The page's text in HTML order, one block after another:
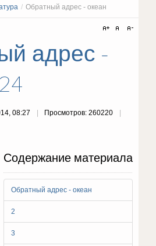
/ Обратный адрес - океан
адрес -
08:27 Просмотров: 260220
Содержание материала
Обратный адрес - океан
2
3